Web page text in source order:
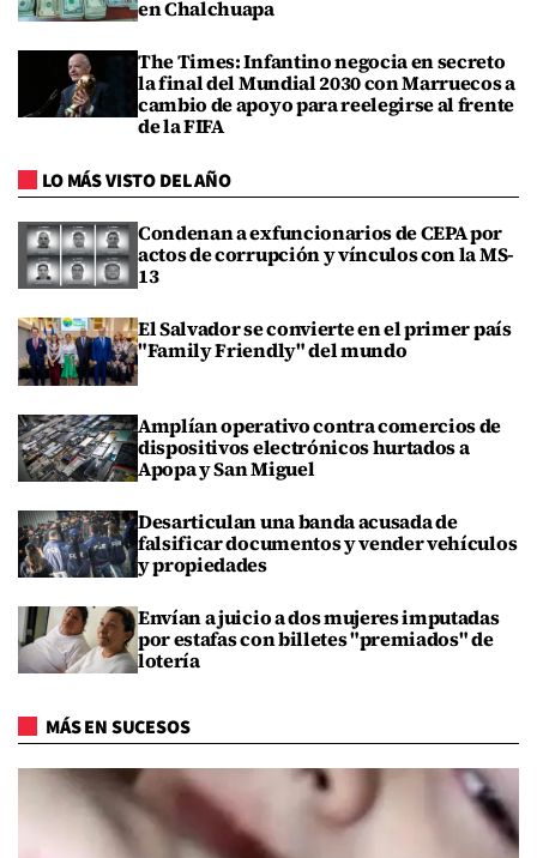
en Chalchuapa
The Times: Infantino negocia en secreto
la final del Mundial 2030 con Marruecos a
cambio de apoyo para reelegirse al frente
de la FIFA
LO MÁS VISTO DEL AÑO
Condenan a exfuncionarios de CEPA por
actos de corrupción y vínculos con la MS-
13
El Salvador se convierte en el primer país
"Family Friendly" del mundo
Amplían operativo contra comercios de
dispositivos electrónicos hurtados a
Apopa y San Miguel
Desarticulan una banda acusada de
falsificar documentos y vender vehículos
y propiedades
Envían a juicio a dos mujeres imputadas
por estafas con billetes "premiados" de
lotería
MÁS EN SUCESOS